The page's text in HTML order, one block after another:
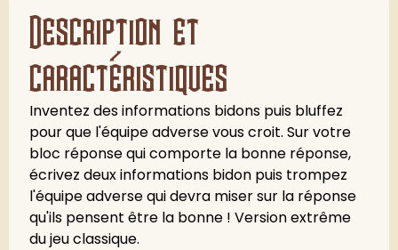
Description et
caractéristiques
Inventez des informations bidons puis bluffez
pour que l'équipe adverse vous croit. Sur votre
bloc réponse qui comporte la bonne réponse,
écrivez deux informations bidon puis trompez
l'équipe adverse qui devra miser sur la réponse
qu'ils pensent être la bonne ! Version extrême
du jeu classique.